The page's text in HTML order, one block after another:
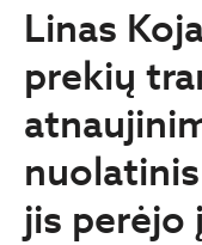
Linas
prekių
jis perėjo